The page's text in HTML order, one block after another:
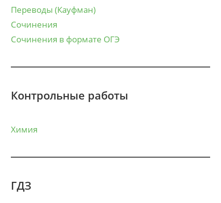
Переводы (Кауфман)
Сочинения
Сочинения в формате ОГЭ
Контрольные работы
Химия
ГДЗ